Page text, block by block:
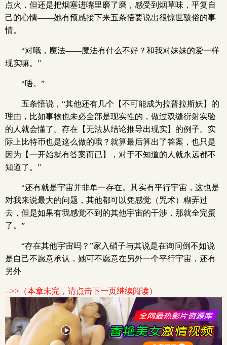
点火，但还是把烟塞进嘴里磨了磨，感受到烟草味，平复自
己的心情——她有预感接下来五条悟要说出很惊世骇俗的事
情。
“对哦，魔法——魔法有什么不好？和我对妹妹的爱一样
现实嘛。”
“唔。”
五条悟说，“其他还有几个【不可能成为拉普拉斯妖】的
理由，比如事物也未必全部是现实性的，做过双缝衍射实验
的人就会懂了。存在【无法从结论推导出现实】的例子。实
际上比特币也是这么做的哦？就算最后算出了答案，也只是
因为【一开始就有答案而已】，对于不知道的人就永远都不
知道了。”
“还有就是宇宙并非单一存在。其实有平行宇宙，这也是
对我来说最大的问题，其他都可以凭感觉（咒术）糊弄过
去，但是如果有我感觉不到的其他宇宙的干涉，那就全完蛋
了。”
“存在其他宇宙吗？”家入硝子与其说是在询问倒不如说
是自己不愿意承认，她可不愿意在另外一个平行宇宙，还有
另外
-->>（本章未完，请点击下一页继续阅读）